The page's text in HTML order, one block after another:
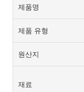
제품명
제품 유형
원산지
재료